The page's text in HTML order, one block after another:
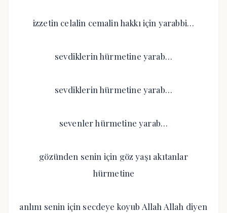
izzetin celalin cemalin hakkı için yarabbi…
sevdiklerin hürmetine yarab…
sevdiklerin hürmetine yarab…
sevenler hürmetine yarab…
gözünden senin için göz yaşı akıtanlar
hürmetine
anlını senin için secdeye koyub Allah Allah diyen